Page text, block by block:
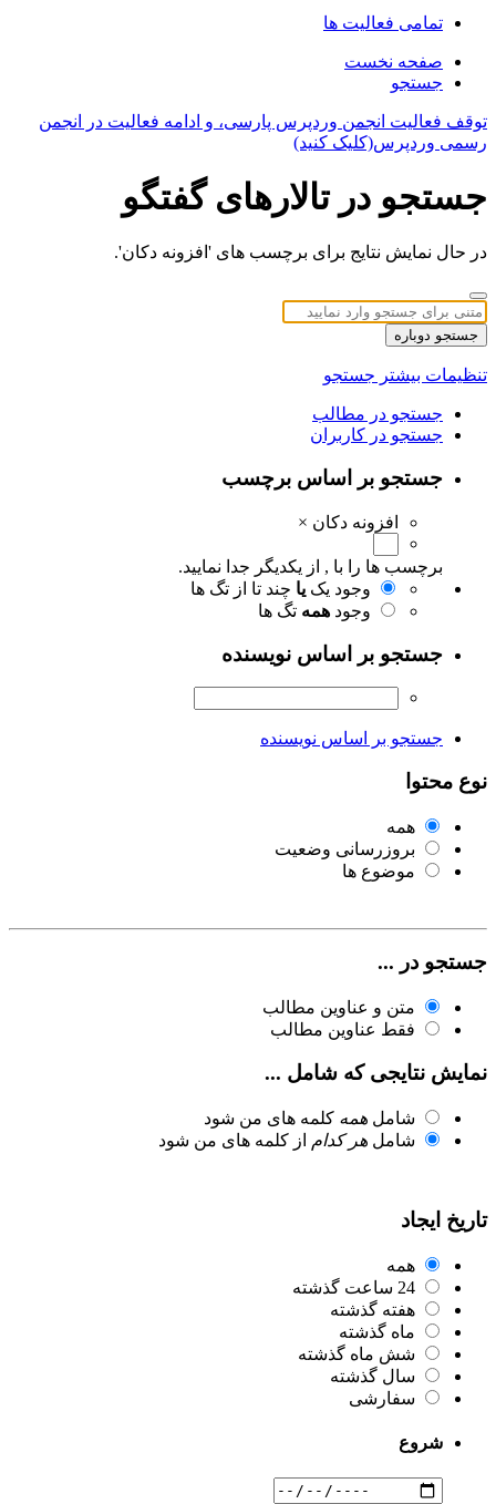
تمامی فعالیت ها
صفحه نخست
جستجو
توقف فعالیت انجمن وردپرس پارسی، و ادامه فعالیت در انجمن
رسمی وردپرس(کلیک کنید)
جستجو در تالارهای گفتگو
در حال نمایش نتایج برای برچسب های 'افزونه دکان'.
جستجو دوباره
تنظیمات بیشتر جستجو
جستجو در مطالب
جستجو در کاربران
جستجو بر اساس برچسب
افزونه دکان ×
برچسب ها را با , از یکدیگر جدا نمایید.
وجود یک یا چند تا از تگ ها
وجود همه تگ ها
جستجو بر اساس نویسنده
جستجو بر اساس نویسنده
نوع محتوا
همه
بروزرسانی وضعیت
موضوع ها
جستجو در ...
متن و عناوین مطالب
فقط عناوین مطالب
نمایش نتایجی که شامل ...
شامل همه کلمه های من شود
شامل هر کدام از کلمه های من شود
تاریخ ایجاد
همه
24 ساعت گذشته
هفته گذشته
ماه گذشته
شش ماه گذشته
سال گذشته
سفارشی
شروع